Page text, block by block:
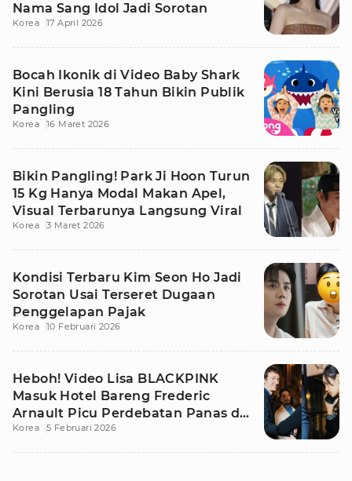
Nama Sang Idol Jadi Sorotan
Korea 17 April 2026
Bocah Ikonik di Video Baby Shark
Kini Berusia 18 Tahun Bikin Publik
Pangling
Korea 16 Maret 2026
Bikin Pangling! Park Ji Hoon Turun
15 Kg Hanya Modal Makan Apel,
Visual Terbarunya Langsung Viral
Korea 3 Maret 2026
Kondisi Terbaru Kim Seon Ho Jadi
Sorotan Usai Terseret Dugaan
Penggelapan Pajak
Korea 10 Februari 2026
Heboh! Video Lisa BLACKPINK
Masuk Hotel Bareng Frederic
Arnault Picu Perdebatan Panas di
Medsos
Korea 5 Februari 2026